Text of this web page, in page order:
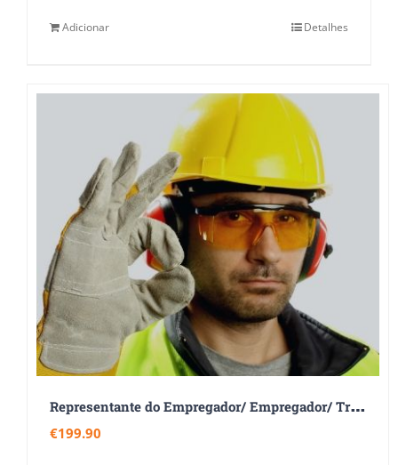
Adicionar Detalhes
R
epresentante do Empregador/ Empregador/ Trabalhador Designado
€199.90